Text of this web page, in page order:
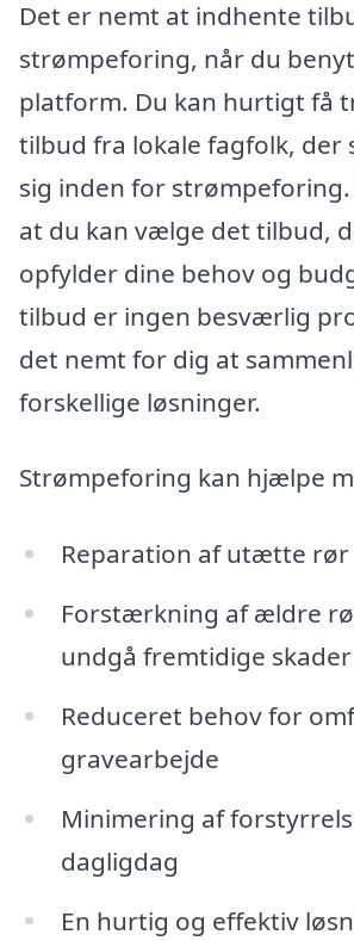
Det er nemt at indhente
strømpeforing, når du
platform. Du kan hurtigt få
tilbud fra lokale fagfolk, der
sig inden for strømpeforing.
at du kan vælge det tilbud,
opfylder dine behov og
tilbud er ingen besværlig
det nemt for dig at
forskellige løsninger.
Strømpeforing kan hjælpe
Reparation af utætte rør
Forstærkning af ældre
undgå fremtidige skader
Reduceret behov for
gravearbejde
Minimering af
dagligdag
En hurtig og effektiv